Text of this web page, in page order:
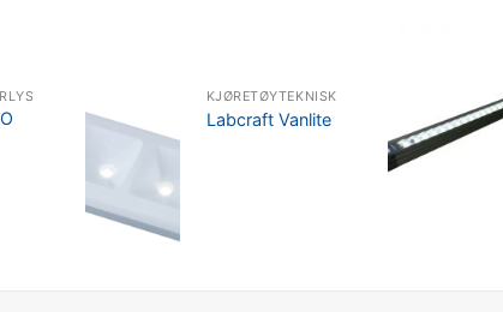
KJØRETØYTEKNISK
Labcraft Vanlite